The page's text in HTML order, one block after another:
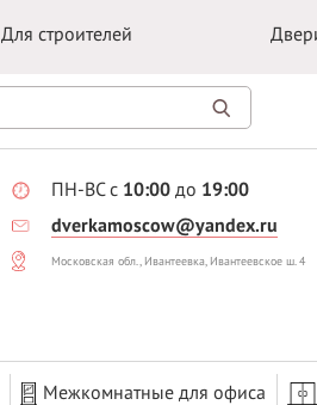
Для строителей
ПН-ВС с 10:00 до 19:00
dverkamoscow@yandex.ru
Московская обл., Ивантеевка, Ивантеевское ш. 4
Межкомнатные для офиса